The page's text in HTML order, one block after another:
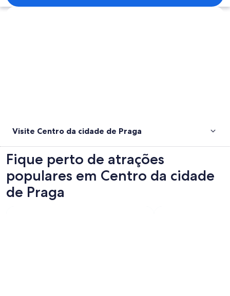
Explorar mapa
Visite Centro da cidade de Praga
Fique perto de atrações
populares em Centro da cidade
de Praga